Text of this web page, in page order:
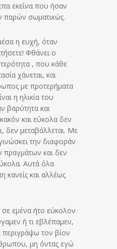
εκείνα που ήσαν
παρών σωματικώς.
η ευχή, όταν
Φθάνει ο
, που κάθε
χάνεται, και
με προτερήματα
η ηλικία του
βαρύτητα και
και εύκολα δεν
δεν μεταβάλλεται. Με
την διαφοράν
πραγμάτων και δεν
Αυτά όλα
κανείς και αλλέως
σε εμένα ήτο εύκολον
ή τι εβλέπαμεν,
τον βίον
μη όντας εγώ